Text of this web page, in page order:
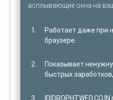
всплывающие окна на
Работает даже при
браузере.
Показывает
быстрых заработков,